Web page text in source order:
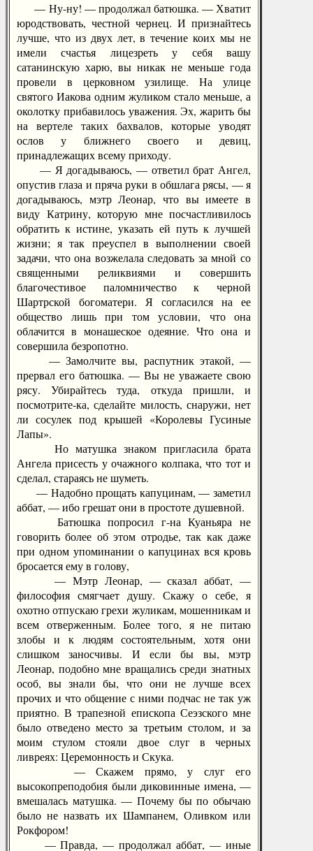
— Ну-ну! — продолжал батюшка. — Хватит
юродствовать, честной чернец. И признайтесь
лучше, что из двух лет, в течение коих мы не
имели счастья лицезреть у себя вашу
сатанинскую харю, вы никак не меньше года
провели в церковном узилище. На улице
святого Иакова одним жуликом стало меньше, а
околотку прибавилось уважения. Эх, жарить бы
на вертеле таких бахвалов, которые уводят
ослов у ближнего своего и девиц,
принадлежащих всему приходу.
— Я догадываюсь, — ответил брат Ангел,
опустив глаза и пряча руки в обшлага рясы, — я
догадываюсь, мэтр Леонар, что вы имеете в
виду Катрину, которую мне посчастливилось
обратить к истине, указать ей путь к лучшей
жизни; я так преуспел в выполнении своей
задачи, что она возжелала следовать за мной со
священными реликвиями и совершить
благочестивое паломничество к черной
Шартрской богоматери. Я согласился на ее
общество лишь при том условии, что она
облачится в монашеское одеяние. Что она и
совершила безропотно.
— Замолчите вы, распутник этакой, —
прервал его батюшка. — Вы не уважаете свою
рясу. Убирайтесь туда, откуда пришли, и
посмотрите-ка, сделайте милость, снаружи, нет
ли сосулек под крышей «Королевы Гусиные
Лапы».
Но матушка знаком пригласила брата
Ангела присесть у очажного колпака, что тот и
сделал, стараясь не шуметь.
— Надобно прощать капуцинам, — заметил
аббат, — ибо грешат они в простоте душевной.
Батюшка попросил г-на Куаньяра не
говорить более об этом отродье, так как даже
при одном упоминании о капуцинах вся кровь
бросается ему в голову,
— Мэтр Леонар, — сказал аббат, —
философия смягчает душу. Скажу о себе, я
охотно отпускаю грехи жуликам, мошенникам и
всем отверженным. Более того, я не питаю
злобы и к людям состоятельным, хотя они
слишком заносчивы. И если бы вы, мэтр
Леонар, подобно мне вращались среди знатных
особ, вы знали бы, что они не лучше всех
прочих и что общение с ними подчас не так уж
приятно. В трапезной епископа Сеэзского мне
было отведено место за третьим столом, и за
моим стулом стояли двое слуг в черных
ливреях: Церемонность и Скука.
— Скажем прямо, у слуг его
высокопреподобия были диковинные имена, —
вмешалась матушка. — Почему бы по обычаю
было не назвать их Шампанем, Оливком или
Рокфором!
— Правда, — продолжал аббат, — иные